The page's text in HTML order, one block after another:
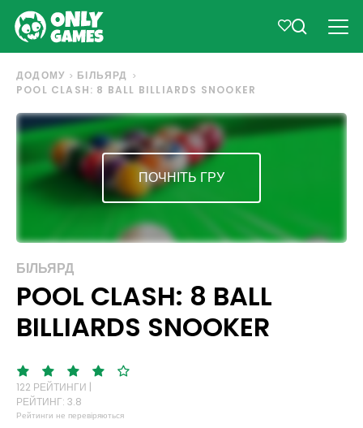
ДОДОМУ
БІЛЬЯРД
POOL CLASH: 8 BALL BILLIARDS SNOOKER
ПОЧНІТЬ ГРУ
БІЛЬЯРД
POOL CLASH: 8 BALL
BILLIARDS SNOOKER
122 РЕЙТИНГИ |
РЕЙТИНГ: 3.8
Рейтинги не перевіряються